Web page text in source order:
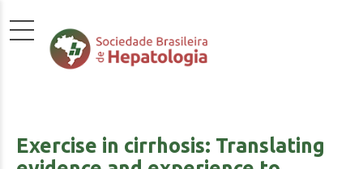
Exercise in cirrhosis: Translating